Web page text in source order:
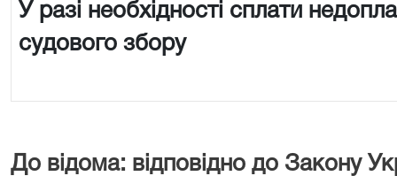
У разі необхідності сплати
судового збору
До відома: відповідно до Закону